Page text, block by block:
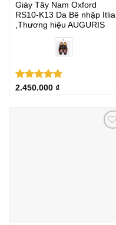
Giày Tây Nam Oxford
RS10-K13 Da Bê nhập Itlia
,Thương hiệu AUGURIS
Được xếp
2.450.000 ₫